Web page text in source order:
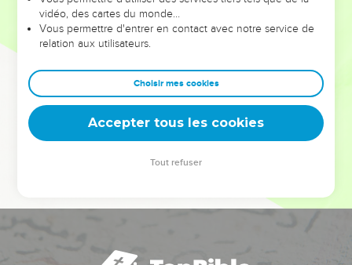
sont elles qui les ont façonnés.
Dans cette conférence, leaders, entrepreneurs, et responsables
clés pour avancer avec plus de sagesse afin que leurs erreurs
deviennent vos tremplins. Que vous guidiez un ministère, une
équipe, un groupe ou une famille, leur expérience est faite
vidéo, des cartes du monde…
Vous permettre d'entrer en contact avec notre service de
relation aux utilisateurs.
Choisir mes cookies
Accepter tous les cookies
Tout refuser